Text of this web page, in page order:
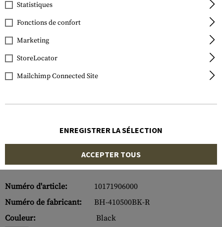
Blackhawk
CQC SERPA Holster for
Glock 17 / 22 / 31
Numéro d'article:
10171906000
Numéro de fabricant:
BH-410500BK-R
Couleur:
Black
Statistiques
Fonctions de confort
Marketing
StoreLocator
Mailchimp Connected Site
ENREGISTRER LA SÉLECTION
ACCEPTER TOUS